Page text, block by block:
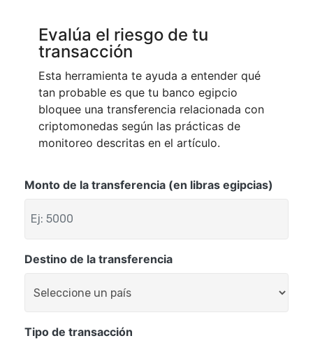
Evalúa el riesgo de tu
transacción
Esta herramienta te ayuda a entender qué
tan probable es que tu banco egipcio
bloquee una transferencia relacionada con
criptomonedas según las prácticas de
monitoreo descritas en el artículo.
Monto de la transferencia (en libras egipcias)
Destino de la transferencia
Tipo de transacción